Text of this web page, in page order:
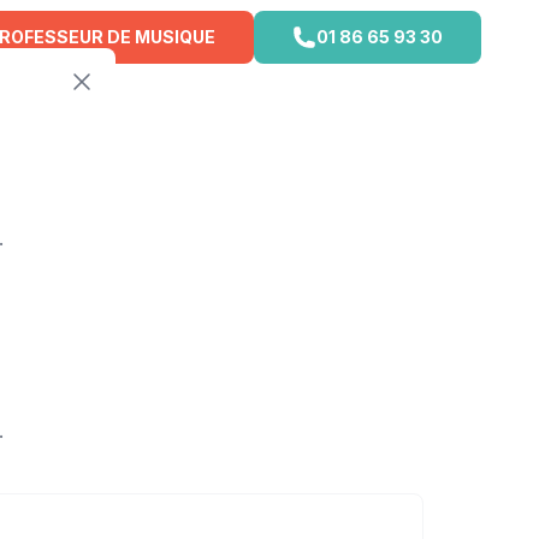
DE MUSIQUE 01 86 65 93 30